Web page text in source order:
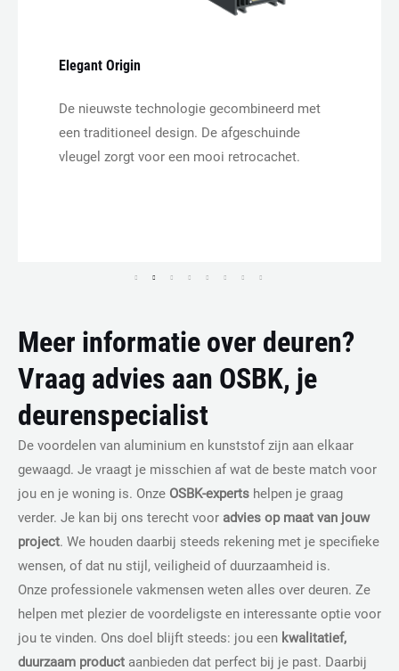
Elegant Origin
De nieuwste technologie gecombineerd met
een traditioneel design. De afgeschuinde
vleugel zorgt voor een mooi retrocachet.
Meer informatie over deuren?
Vraag advies aan OSBK, je
deurenspecialist
De voordelen van aluminium en kunststof zijn aan elkaar
gewaagd. Je vraagt je misschien af wat de beste match voor
jou en je woning is. Onze OSBK-experts helpen je graag
verder. Je kan bij ons terecht voor advies op maat van jouw
project. We houden daarbij steeds rekening met je specifieke
wensen, of dat nu stijl, veiligheid of duurzaamheid is.
Onze professionele vakmensen weten alles over deuren. Ze
helpen met plezier de voordeligste en interessante optie voor
jou te vinden. Ons doel blijft steeds: jou een kwalitatief,
duurzaam product aanbieden dat perfect bij je past. Daarbij